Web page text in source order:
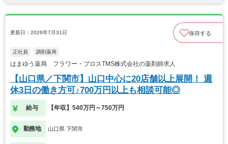
更新日：2026年7月31日 保存する
正社員 調剤薬局
はまゆう薬局 フラワー・ブロスTMS株式会社の薬剤師求人
【山口県／下関市】山口中心に20店舗以上展開！ 週
休3日の働き方可♪700万円以上も相談可能◎
給与 【年収】540万円～750万円
勤務地 山口県 下関市